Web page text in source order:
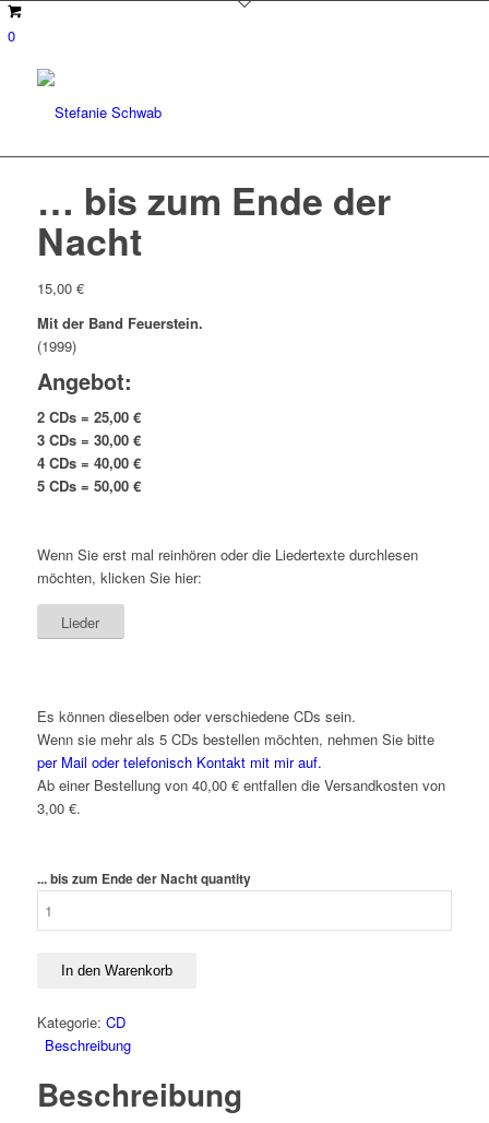
0
… bis zum Ende der
Nacht
15,00 €
Mit der Band Feuerstein.
(1999)
Angebot:
2 CDs = 25,00 €
3 CDs = 30,00 €
4 CDs = 40,00 €
5 CDs = 50,00 €
Wenn Sie erst mal reinhören oder die Liedertexte durchlesen
möchten, klicken Sie hier:
Lieder
Es können dieselben oder verschiedene CDs sein.
Wenn sie mehr als 5 CDs bestellen möchten, nehmen Sie bitte
per Mail oder telefonisch Kontakt mit mir auf.
Ab einer Bestellung von 40,00 € entfallen die Versandkosten von
3,00 €.
... bis zum Ende der Nacht quantity
In den Warenkorb
Kategorie: CD
Beschreibung
Beschreibung